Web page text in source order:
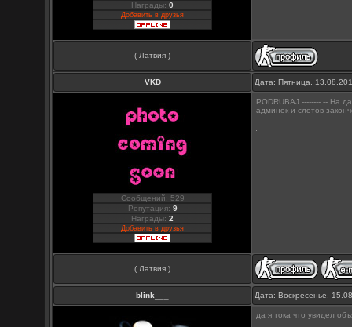
Награды:0
Добавить в друзья
( Латвия )
VKD Дата: Пятница,
Сообщений: 529
Репутация: 9
Награды:2
Добавить в друзья
PODRUBAJ -------- -- На
админок и слотов
( Латвия )
blink___ Дата: Воскресенье,
да я тока что увидел